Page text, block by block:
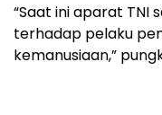
“Saat ini aparat TNI
terhadap pelaku
kemanusiaan,”